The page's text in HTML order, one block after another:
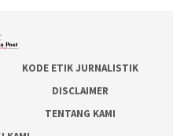
KODE ETIK JURNALISTIK
DISCLAIMER
TENTANG KAMI